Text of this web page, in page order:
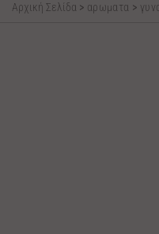
Αρχική Σελίδα > αρωματα >